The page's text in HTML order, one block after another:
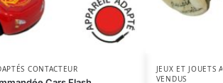
CONTACTEUR
JEUX ET JOUETS
VENDUS